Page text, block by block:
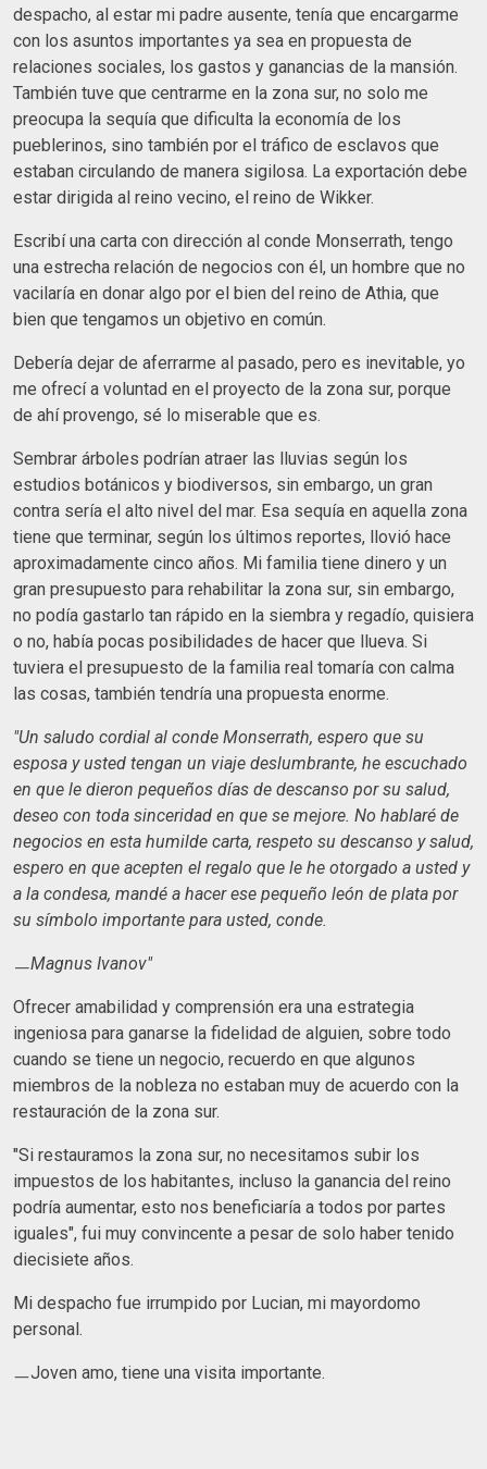
despacho, al estar mi padre ausente, tenía que encargarme
con los asuntos importantes ya sea en propuesta de
relaciones sociales, los gastos y ganancias de la mansión.
También tuve que centrarme en la zona sur, no solo me
preocupa la sequía que dificulta la economía de los
pueblerinos, sino también por el tráfico de esclavos que
estaban circulando de manera sigilosa. La exportación debe
estar dirigida al reino vecino, el reino de Wikker.
Escribí una carta con dirección al conde Monserrath, tengo
una estrecha relación de negocios con él, un hombre que no
vacilaría en donar algo por el bien del reino de Athia, que
bien que tengamos un objetivo en común.
Debería dejar de aferrarme al pasado, pero es inevitable, yo
me ofrecí a voluntad en el proyecto de la zona sur, porque
de ahí provengo, sé lo miserable que es.
Sembrar árboles podrían atraer las lluvias según los
estudios botánicos y biodiversos, sin embargo, un gran
contra sería el alto nivel del mar. Esa sequía en aquella zona
tiene que terminar, según los últimos reportes, llovió hace
aproximadamente cinco años. Mi familia tiene dinero y un
gran presupuesto para rehabilitar la zona sur, sin embargo,
no podía gastarlo tan rápido en la siembra y regadío, quisiera
o no, había pocas posibilidades de hacer que llueva. Si
tuviera el presupuesto de la familia real tomaría con calma
las cosas, también tendría una propuesta enorme.
"Un saludo cordial al conde Monserrath, espero que su
esposa y usted tengan un viaje deslumbrante, he escuchado
en que le dieron pequeños días de descanso por su salud,
deseo con toda sinceridad en que se mejore. No hablaré de
negocios en esta humilde carta, respeto su descanso y salud,
espero en que acepten el regalo que le he otorgado a usted y
a la condesa, mandé a hacer ese pequeño león de plata por
su símbolo importante para usted, conde.
ㅡMagnus Ivanov"
Ofrecer amabilidad y comprensión era una estrategia
ingeniosa para ganarse la fidelidad de alguien, sobre todo
cuando se tiene un negocio, recuerdo en que algunos
miembros de la nobleza no estaban muy de acuerdo con la
restauración de la zona sur.
"Si restauramos la zona sur, no necesitamos subir los
impuestos de los habitantes, incluso la ganancia del reino
podría aumentar, esto nos beneficiaría a todos por partes
iguales", fui muy convincente a pesar de solo haber tenido
diecisiete años.
Mi despacho fue irrumpido por Lucian, mi mayordomo
personal.
ㅡJoven amo, tiene una visita importante.